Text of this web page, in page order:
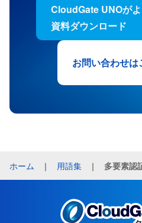
CloudGate UNOがよ
資料ダウンロード
お問い合わせは
ホーム ｜ 用語集 ｜ 多要素認